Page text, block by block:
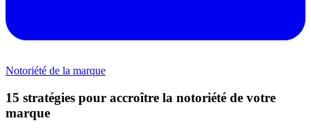
Notoriété de la marque
15 stratégies pour accroître la notoriété de votre
marque